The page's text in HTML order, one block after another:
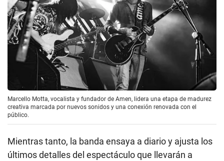
Marcello Motta, vocalista y fundador de Amen, lidera una etapa de madurez
creativa marcada por nuevos sonidos y una conexión renovada con el
público.
Mientras tanto, la banda ensaya a diario y ajusta los
últimos detalles del espectáculo que llevarán a